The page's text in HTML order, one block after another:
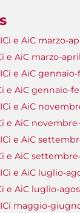
e AiC marzo-
e AiC marzo-
e AiC
e AiC gennaio-
e AiC
e AiC
e AiC
e AiC
e AiC luglio-
e AiC luglio-
maggio-